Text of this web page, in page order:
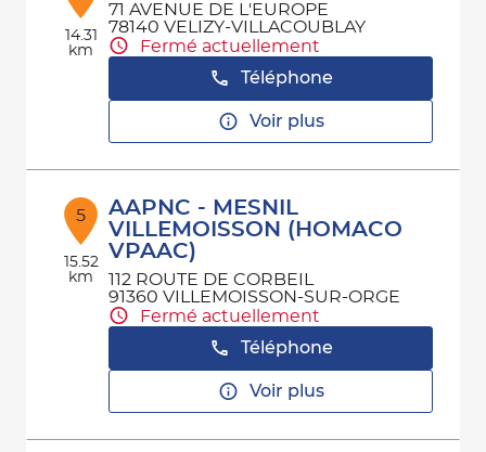
14.31
km
71 AVENUE DE L'EUROPE
78140 VELIZY-VILLACOUBLAY
Fermé actuellement
Téléphone
Voir plus
5
15.52
km
AAPNC - MESNIL
VILLEMOISSON (HOMACO
VPAAC)
112 ROUTE DE CORBEIL
91360 VILLEMOISSON-SUR-ORGE
Fermé actuellement
Téléphone
Voir plus